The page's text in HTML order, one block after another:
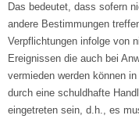
Das bedeutet, dass sofern
andere Bestimmungen
Verpflichtungen infolge von
Ereignissen die auch bei
vermieden werden können
durch eine schuldhafte
eingetreten sein, d.h., es